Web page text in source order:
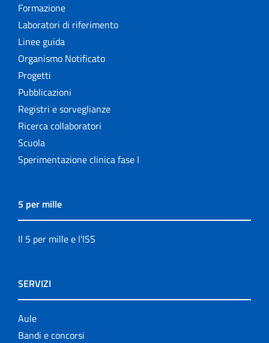
Formazione
Laboratori di riferimento
Linee guida
Organismo Notificato
Progetti
Pubblicazioni
Registri e sorveglianze
Ricerca collaboratori
Scuola
Sperimentazione clinica fase I
5 per mille
Il 5 per mille e l'ISS
SERVIZI
Aule
Bandi e concorsi